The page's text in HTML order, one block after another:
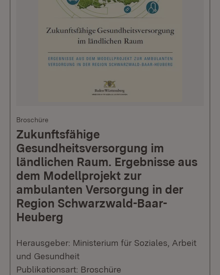
Broschüre
Zukunftsfähige
Gesundheitsversorgung im
ländlichen Raum. Ergebnisse aus
dem Modellprojekt zur
ambulanten Versorgung in der
Region Schwarzwald-Baar-
Heuberg
Herausgeber: Ministerium für Soziales, Arbeit
und Gesundheit
Publikationsart: Broschüre